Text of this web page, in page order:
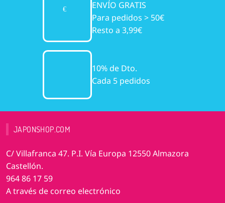
ENVÍO GRATIS
Para pedidos > 50€
Resto a 3,99€
10% de Dto.
Cada 5 pedidos
JAPONSHOP.COM
C/ Villafranca 47. P.I. Vía Europa 12550 Almazora
Castellón.
964 86 17 59
A través de correo electrónico